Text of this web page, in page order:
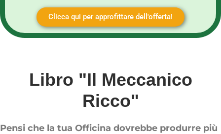
Clicca qui per approfittare dell'offerta!
Libro "Il Meccanico
Ricco"
Pensi che la tua Officina dovrebbe produrre più